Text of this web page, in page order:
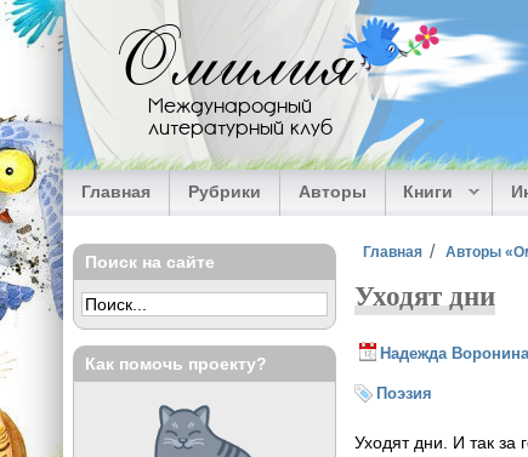
Перейти к основному содержанию
Омилия
Международный
литературный клуб
Главная Рубрики Авторы Книги
Вы здесь
Главная Авторы
Уходят дни
Надежда Воронина
Поэзия
Уходят дни. И так за
Поиск на сайте
Как помочь проекту?